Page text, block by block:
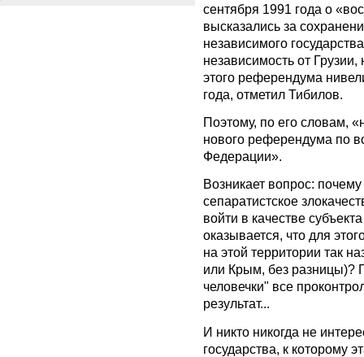
сентября 1991 года о
высказались за
независимого
независимость от
этого референдума
года, отметил Тибилов.
Поэтому, по его словам,
нового референдума по
Федерации».
Возникает вопрос:
сепаратистское
войти в качестве
оказывается, что для
на этой территории так
или Крым, без разницы)?
человечки" все
результат...
И никто никогда не
государства, к которому